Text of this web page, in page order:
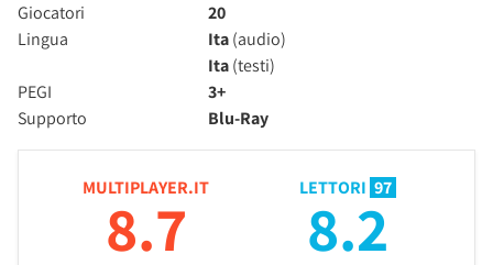
Giocatori
20
Lingua
Ita(audio)
Ita(testi)
PEGI
3+
Supporto
Blu-Ray
MULTIPLAYER.IT
8.7
LETTORI 97
8.2